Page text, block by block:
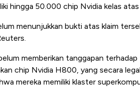
hingga 50.000 chip Nvidia kelas
menunjukkan bukti atas klaim
memberikan tanggapan
chip Nvidia H800, yang secara
mereka memiliki klaster